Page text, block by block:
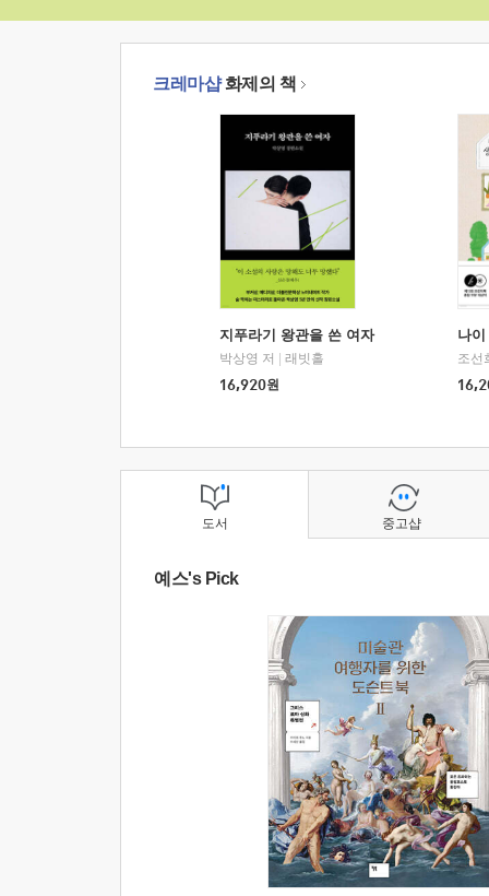
크레마샵화제의 책
지푸라기 왕관을 쓴 여자
박상영 저
래빗홀
16,920원
나
조선
도서
예스's Pick
중고샵